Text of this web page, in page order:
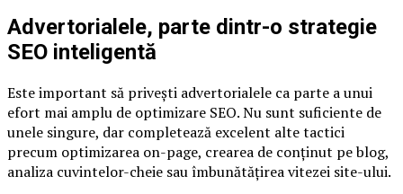
Advertorialele, parte dintr-o strategie
SEO inteligentă
Este important să privești advertorialele ca parte a unui
efort mai amplu de optimizare SEO. Nu sunt suficiente de
unele singure, dar completează excelent alte tactici
precum optimizarea on-page, crearea de conținut pe blog,
analiza cuvintelor-cheie sau îmbunătățirea vitezei site-ului.